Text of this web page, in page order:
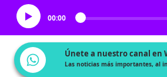
00:00
Únete a nuestro canal en
Las noticias más importantes, al